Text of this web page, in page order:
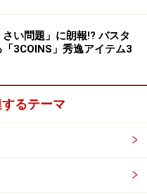
て、すぐ取り出せる場
所でなくてもチェックし
を変えて予定を書き込
家族別に分けたファイル
予定表アプリでスケジュ
さい問題」に朗報!? バスタ
3COINS」秀逸アイテム3
るテーマ